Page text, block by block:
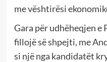
me vështirësi
Gara për udhëheqjen
fillojë së shpejti, me
si një nga kandidatët